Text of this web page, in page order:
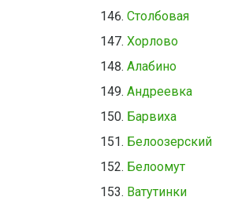
Столбовая
Хорлово
Алабино
Андреевка
Барвиха
Белоозерский
Белоомут
Ватутинки